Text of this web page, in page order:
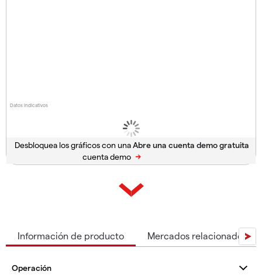
Datos indicativos
Desbloquea los gráficos con una
cuenta demo
Información de producto Mercados relacionados